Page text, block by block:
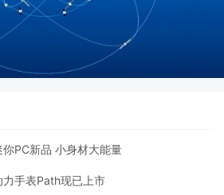
PC新品 小身材大能量
手表Path现已上市